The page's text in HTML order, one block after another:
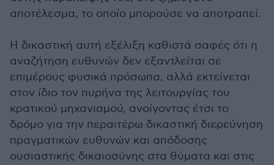
αποτέλεσμα, το οποίο μπορούσε να αποτραπεί.
Η δικαστική αυτή εξέλιξη καθιστά σαφές ότι η
αναζήτηση ευθυνών δεν εξαντλείται σε
επιμέρους φυσικά πρόσωπα, αλλά εκτείνεται
στον ίδιο τον πυρήνα της λειτουργίας του
κρατικού μηχανισμού, ανοίγοντας έτσι το
δρόμο για την περαιτέρω δικαστική διερεύνηση
πραγματικών ευθυνών και απόδοσης
ουσιαστικής δικαιοσύνης στα θύματα και στις